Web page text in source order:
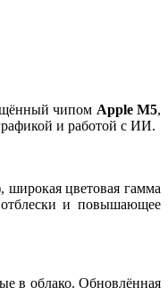
чипом Apple M5,
и работой с ИИ.
, широкая цветовая гамма
и повышающее
в облако. Обновлённая